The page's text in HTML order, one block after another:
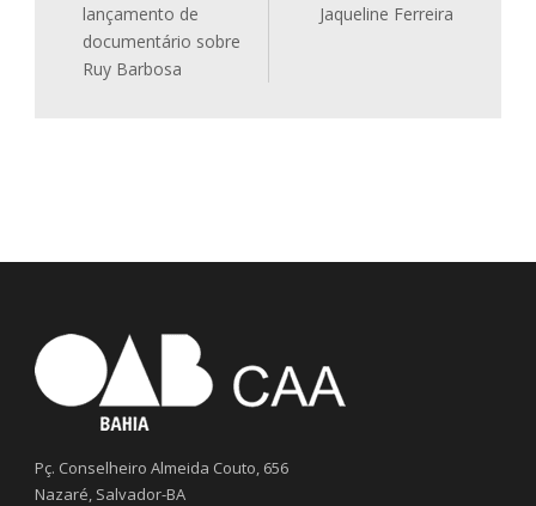
lançamento de
documentário sobre
Ruy Barbosa
Jaqueline Ferreira
Pç. Conselheiro Almeida Couto, 656
Nazaré, Salvador-BA